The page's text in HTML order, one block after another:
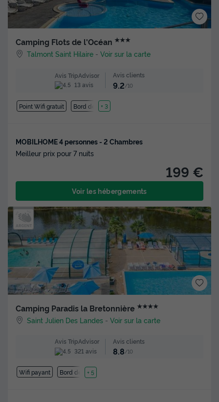
Camping Flots de l'Océan ★★★
Talmont Saint Hilaire -Voir sur la carte
Avis TripAdvisor
13 avis
Avis clients
9.2 /10
Point Wifi gratuit Bord de mer
+ 3
MOBILHOME 4 personnes - 2 Chambres
Meilleur prix pour 7 nuits
199 €
Voir les hébergements
Camping Paradis la Bretonnière ★★★★
Saint Julien Des Landes -Voir sur la carte
Avis TripAdvisor
321 avis
Avis clients
8.8/10
Wifi payant Bord de mer
+ 5